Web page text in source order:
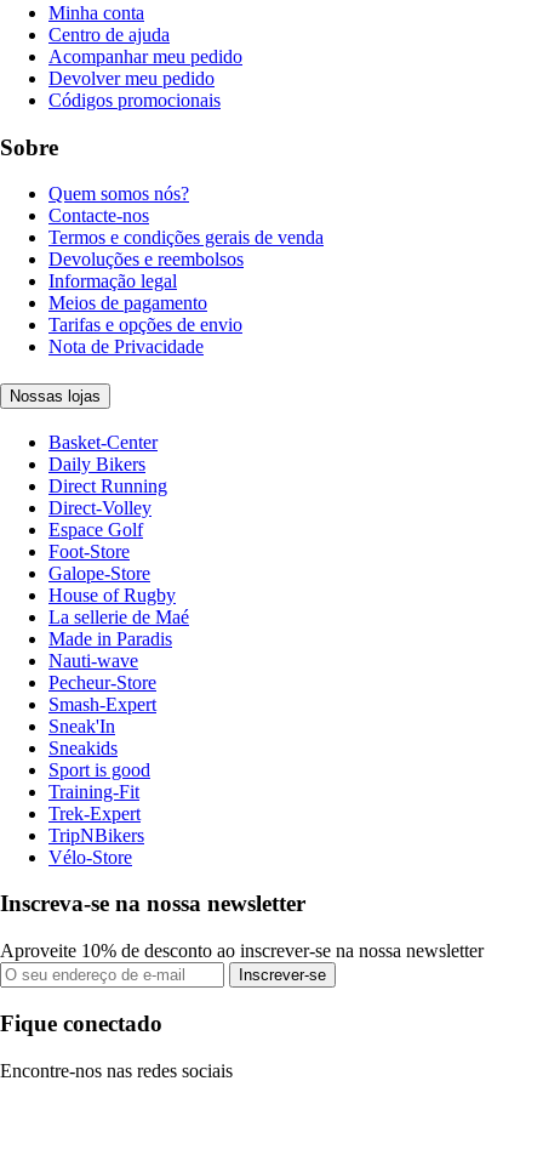
Minha conta
Centro de ajuda
Acompanhar meu pedido
Devolver meu pedido
Códigos promocionais
Sobre
Quem somos nós?
Contacte-nos
Termos e condições gerais de venda
Devoluções e reembolsos
Informação legal
Meios de pagamento
Tarifas e opções de envio
Nota de Privacidade
Nossas lojas
Basket-Center
Daily Bikers
Direct Running
Direct-Volley
Espace Golf
Foot-Store
Galope-Store
House of Rugby
La sellerie de Maé
Made in Paradis
Nauti-wave
Pecheur-Store
Smash-Expert
Sneak'In
Sneakids
Sport is good
Training-Fit
Trek-Expert
TripNBikers
Vélo-Store
Inscreva-se na nossa newsletter
Aproveite 10% de desconto ao inscrever-se na nossa newsletter
Inscrever-se
Fique conectado
Encontre-nos nas redes sociais